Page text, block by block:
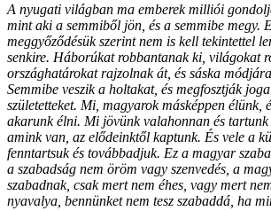
A nyugati világban ma emberek milliói
mint aki a semmiből jön, és a semmibe megy.
meggyőződésük szerint nem is kell tekintettel
senkire. Háborúkat robbantanak ki, világokat
országhatárokat rajzolnak át, és sáska
Semmibe veszik a holtakat, és megfosztják
születetteket. Mi, magyarok másképpen élünk,
akarunk élni. Mi jövünk valahonnan és tartunk
amink van, az elődeinktől kaptunk. És vele a
fenntartsuk és továbbadjuk. Ez a magyar
a szabadság nem öröm vagy szenvedés, a
szabadnak, csak mert nem éhes, vagy mert
nyavalya, bennünket nem tesz szabaddá, ha